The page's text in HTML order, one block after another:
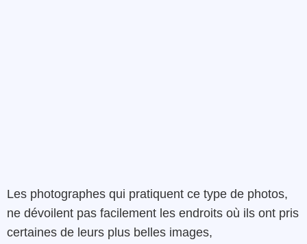
Les photographes qui pratiquent ce type de photos,
ne dévoilent pas facilement les endroits où ils ont pris
certaines de leurs plus belles images,